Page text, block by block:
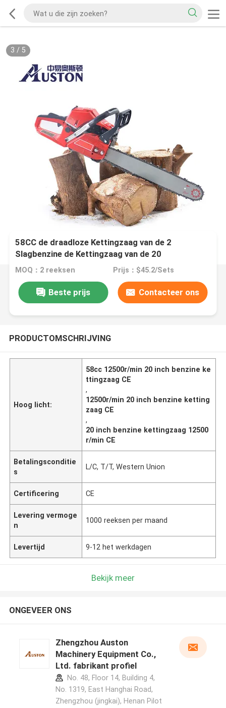
3 / 5
58CC de draadloze Kettingzaag van de 2
Slagbenzine de Kettingzaag van de 20
Duimbenzine voor Scherp Hout
MOQ：2 reeksen Prijs：$45.2/Sets
Beste prijs Contacteer ons
PRODUCTOMSCHRIJVING
Hoog licht:
58cc 12500r/min 20 inch benzine ke
ttingzaag CE
,
12500r/min 20 inch benzine ketting
zaag CE
,
20 inch benzine kettingzaag 12500
r/min CE
Betalingsconditie
s
L/C, T/T, Western Union
Certificering CE
Levering vermoge
n
1000 reeksen per maand
Levertijd 9-12 het werkdagen
Bekijk meer
ONGEVEER ONS
Zhengzhou Auston
Machinery Equipment Co.,
Ltd. fabrikant profiel
No. 48, Floor 14, Building 4,
No. 1319, East Hanghai Road,
Zhengzhou (jingkai), Henan Pilot